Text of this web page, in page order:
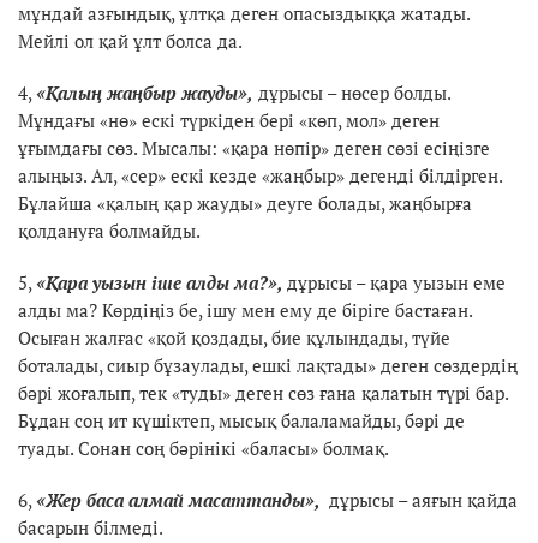
мұндай азғындық, ұлтқа деген опасыздыққа жатады.
Мейлі ол қай ұлт болса да.
4, «Қалың жаңбыр жауды», дұрысы – нөсер болды.
Мұндағы «нө» ескі түркіден бері «көп, мол» деген
ұғымдағы сөз. Мысалы: «қара нөпір» деген сөзі есіңізге
алыңыз. Ал, «сер» ескі кезде «жаңбыр» дегенді білдірген.
Бұлайша «қалың қар жауды» деуге болады, жаңбырға
қолдануға болмайды.
5, «Қара уызын іше алды ма?», дұрысы – қара уызын еме
алды ма? Көрдіңіз бе, ішу мен ему де біріге бастаған.
Осыған жалғас «қой қоздады, бие құлындады, түйе
боталады, сиыр бұзаулады, ешкі лақтады» деген сөздердің
бәрі жоғалып, тек «туды» деген сөз ғана қалатын түрі бар.
Бұдан соң ит күшіктеп, мысық балаламайды, бәрі де
туады. Сонан соң бәрінікі «баласы» болмақ.
6, «Жер баса алмай масаттанды», дұрысы – аяғын қайда
басарын білмеді.